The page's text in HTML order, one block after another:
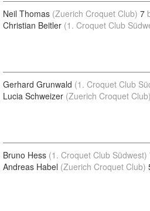
Neil Thomas (Zuerich Croquet Club) 7
Christian Beitler (1. Croquet Club
Gerhard Grunwald (1. Croquet Club
Lucia Schweizer (Zuerich Croquet Club)
Bruno Hess (1. Croquet Club Südwest)
Andreas Habel (Zuerich Croquet Club)